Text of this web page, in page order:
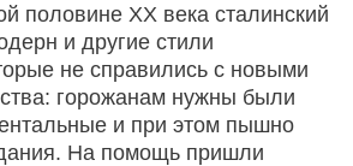
половине XX века сталинский
и другие стили
не справились с новыми
горожанам нужны были
и при этом пышно
На помощь пришли